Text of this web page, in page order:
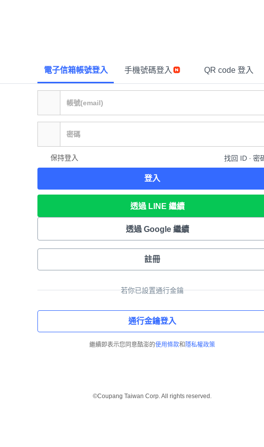
電子信箱帳號登入 手機號碼登入 QR code 登入
保持登入 找回 ID ∙ 密
登入
透過 LINE 繼續
透過 Google 繼續
註冊
若你已設置通行金鑰
通行金鑰登入
繼續即表示您同意酷澎的使用條款和 隱私權政策
©Coupang Taiwan Corp. All rights reserved.